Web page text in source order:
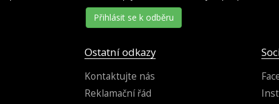
Přihlásit se k odběru
Ostatní odkazy
Kontaktujte nás
Reklamační řád